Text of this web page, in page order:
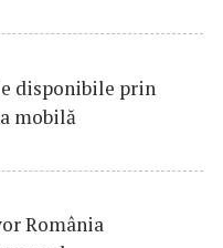
disponibile prin
mobilă
România